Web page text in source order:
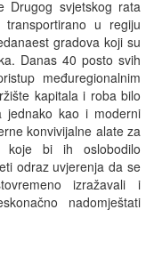
Drugog svjetskog rata
u regiju
gradova koji su
Danas 40 posto svih
međuregionalnim
kapitala i roba bilo
jednako kao i moderni
konvivijalne alate za
koje bi ih oslobodilo
odraz uvjerenja da se
izražavali i
nadomještati